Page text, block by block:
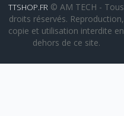
TTSHOP.FR © AM TECH - Tous
droits réservés. Reproduction,
copie et utilisation interdite en
dehors de ce site.